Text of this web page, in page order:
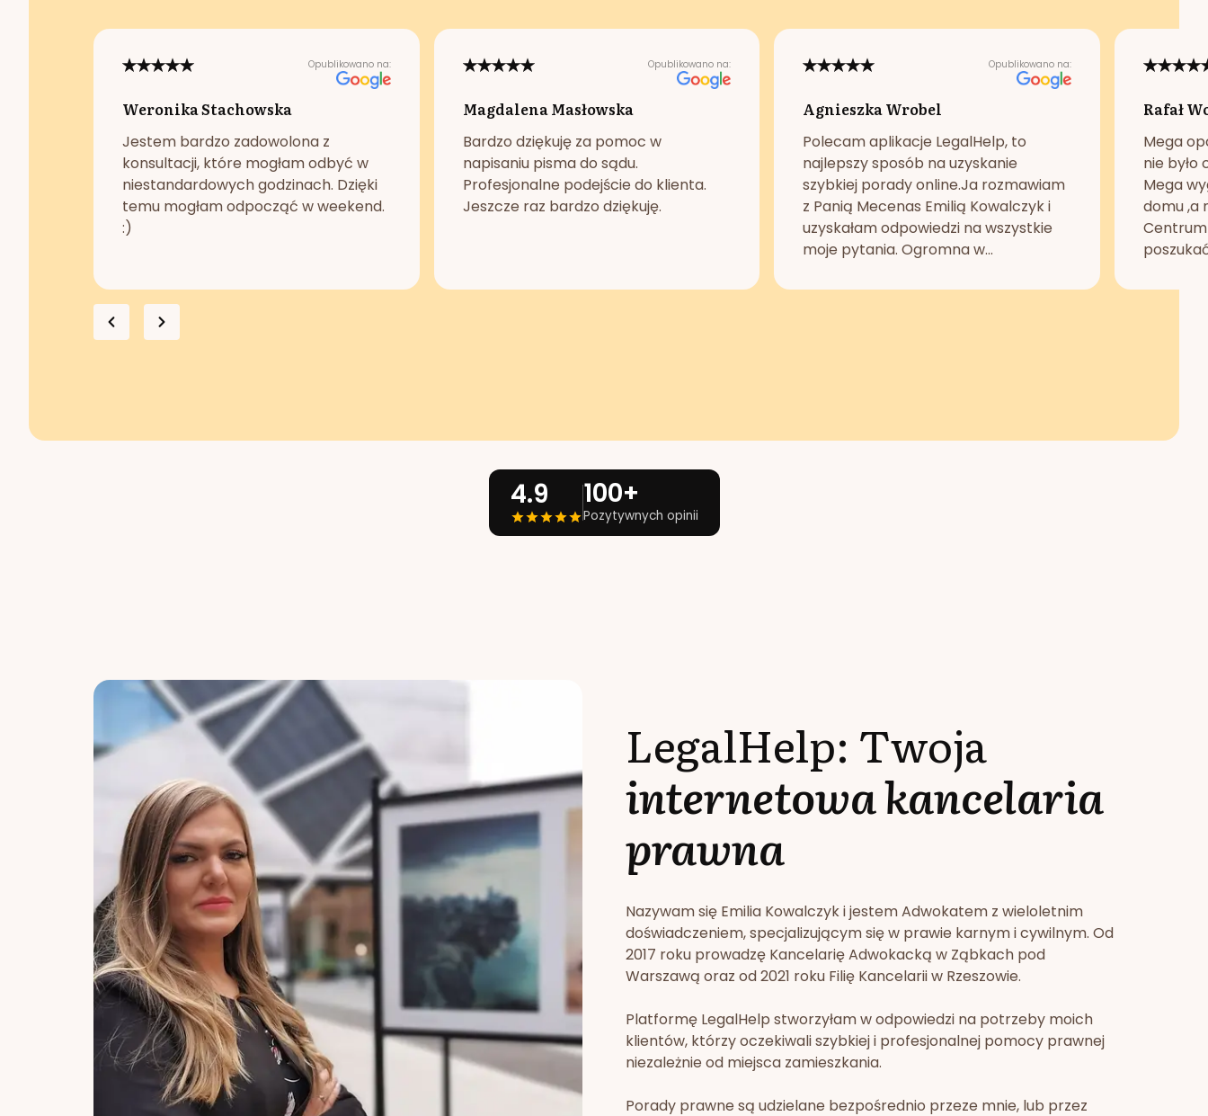
Opublikowano na:
Weronika Stachowska
Jestem bardzo zadowolona z
konsultacji, które mogłam odbyć w
niestandardowych godzinach. Dzięki
temu mogłam odpocząć w weekend.
:)
Opublikowano na:
Magdalena Masłowska
Bardzo dziękuję za pomoc w
napisaniu pisma do sądu.
Profesjonalne podejście do klienta.
Jeszcze raz bardzo dziękuję.
Opublikowano na:
Agnieszka Wrobel
Polecam aplikacje LegalHelp, to
najlepszy sposób na uzyskanie
szybkiej porady online.Ja rozmawiam
z Panią Mecenas Emilią Kowalczyk i
uzyskałam odpowiedzi na wszystkie
moje pytania. Ogromna w...
Rafał
Mega
nie było
Mega
domu ,a
4.9 100+
Pozytywnych opinii
LegalHelp: Twoja
internetowa kancelaria
prawna
Nazywam się Emilia Kowalczyk i jestem Adwokatem z wieloletnim
doświadczeniem, specjalizującym się w prawie karnym i cywilnym. Od
2017 roku prowadzę Kancelarię Adwokacką w Ząbkach pod
Warszawą oraz od 2021 roku Filię Kancelarii w Rzeszowie.
Platformę LegalHelp stworzyłam w odpowiedzi na potrzeby moich
klientów, którzy oczekiwali szybkiej i profesjonalnej pomocy prawnej
niezależnie od miejsca zamieszkania.
Porady prawne są udzielane bezpośrednio przeze mnie, lub przez